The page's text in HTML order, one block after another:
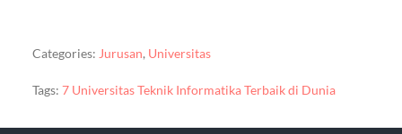
Categories: Jurusan, Universitas
Tags: 7 Universitas Teknik Informatika Terbaik di Dunia